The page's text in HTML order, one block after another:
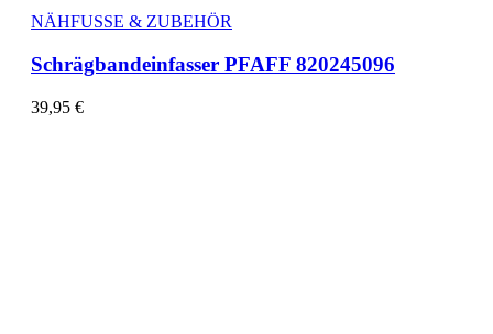
NÄHFUSSE & ZUBEHÖR
Schrägbandeinfasser PFAFF 820245096
39,95 €